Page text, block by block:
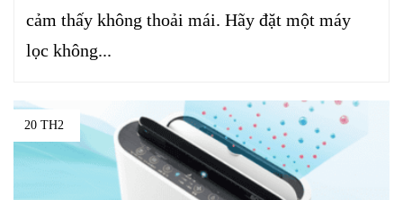
cảm thấy không thoải mái. Hãy đặt một máy
lọc không...
20 TH2